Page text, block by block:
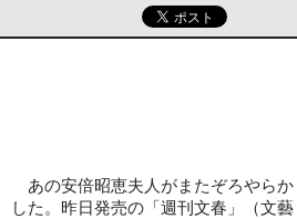
あの安倍昭恵夫人がまたぞろやらか
した。昨日発売の「週刊文春」（文藝